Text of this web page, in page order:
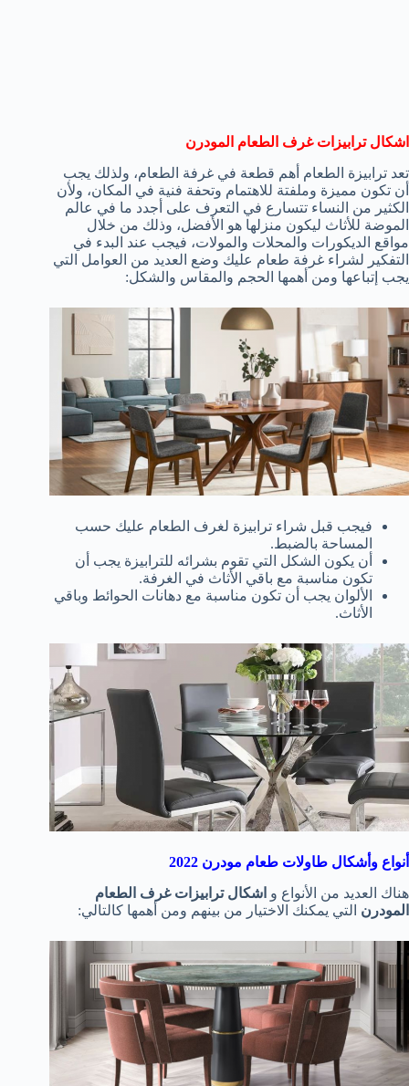
اشكال ترابيزات غرف الطعام المودرن
تعد ترابيزة الطعام أهم قطعة في غرفة الطعام، ولذلك يجب
أن تكون مميزة وملفتة للاهتمام وتحفة فنية في المكان، ولأن
الكثير من النساء تتسارع في التعرف على أجدد ما في عالم
الموضة للأثاث ليكون منزلها هو الأفضل، وذلك من خلال
مواقع الديكورات والمحلات والمولات، فيجب عند البدء في
التفكير لشراء غرفة طعام عليك وضع العديد من العوامل التي
يجب إتباعها ومن أهمها الحجم والمقاس والشكل:
فيجب قبل شراء ترابيزة لغرف الطعام عليك حسب
المساحة بالضبط.
أن يكون الشكل التي تقوم بشرائه للترابيزة يجب أن
تكون مناسبة مع باقي الأثاث في الغرفة.
الألوان يجب أن تكون مناسبة مع دهانات الحوائط وباقي
الأثاث.
أنواع وأشكال طاولات طعام مودرن 2022
هناك العديد من الأنواع و اشكال ترابيزات غرف الطعام
المودرن التي يمكنك الاختيار من بينهم ومن أهمها كالتالي: